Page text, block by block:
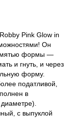
Pink Glow in
Он
формы —
и гнуть, и через
форму.
податливой,
в
с выпуклой